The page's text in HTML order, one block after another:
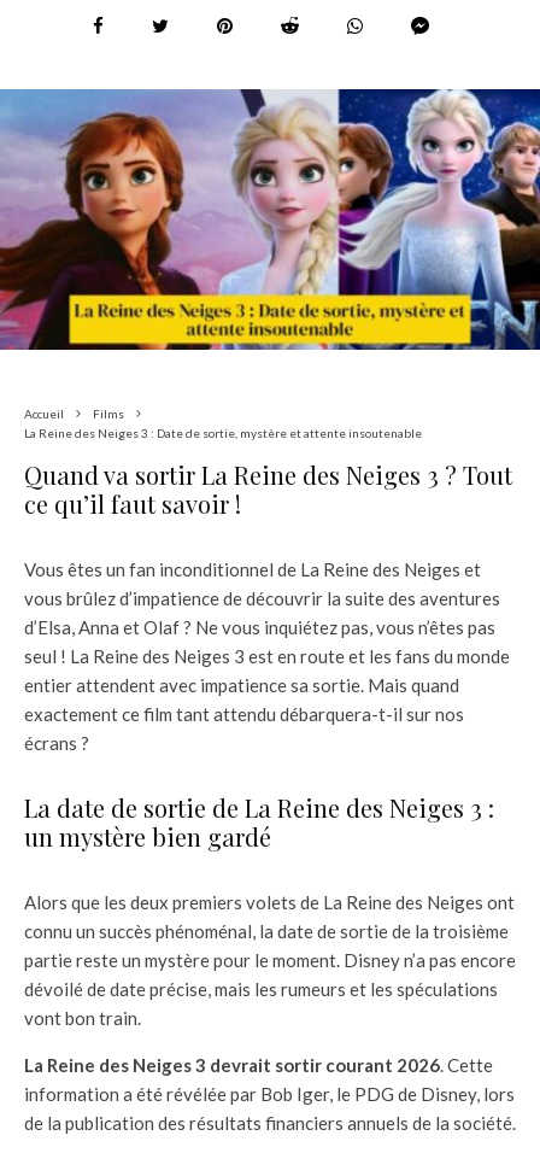
Accueil
Films
La Reine des Neiges 3 : Date de sortie, mystère et attente insoutenable
Quand va sortir La Reine des Neiges 3 ? Tout
ce qu’il faut savoir !
Vous êtes un fan inconditionnel de La Reine des Neiges et
vous brûlez d’impatience de découvrir la suite des aventures
d’Elsa, Anna et Olaf ? Ne vous inquiétez pas, vous n’êtes pas
seul ! La Reine des Neiges 3 est en route et les fans du monde
entier attendent avec impatience sa sortie. Mais quand
exactement ce film tant attendu débarquera-t-il sur nos
écrans ?
La date de sortie de La Reine des Neiges 3 :
un mystère bien gardé
Alors que les deux premiers volets de La Reine des Neiges ont
connu un succès phénoménal, la date de sortie de la troisième
partie reste un mystère pour le moment. Disney n’a pas encore
dévoilé de date précise, mais les rumeurs et les spéculations
vont bon train.
La Reine des Neiges 3 devrait sortir courant 2026. Cette
information a été révélée par Bob Iger, le PDG de Disney, lors
de la publication des résultats financiers annuels de la société.